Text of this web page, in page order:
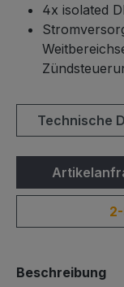
4x isolated
Technische
Beschreibung